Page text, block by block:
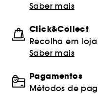
Saber mais
Click&Collect
Recolha em
Saber mais
Pagamentos
Métodos de